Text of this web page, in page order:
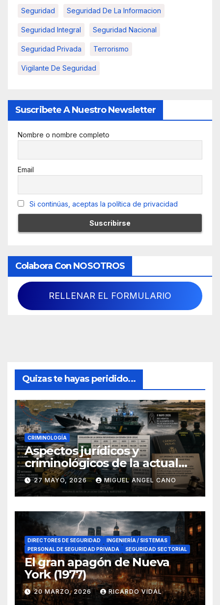
Seguridad Seguridad De La Informacion
Seguridad Integral Seguridad Nacional
Seguridad Privada Terrorismo
Vigilante De Seguridad
Suscribete A Nuestro Newsletter
Nombre o nombre completo
Email
Si continúas, aceptas la política de privacidad
Colabora Con NOSOTROS
RELLENAR EL FORMULARIO
Quizas te hayas peridido...
CRIMINOLOGÍA
Aspectos jurídicos y
criminológicos de la actual
lucha contra el narcotráfico
en el sur de España
27 MAYO, 2026 MIGUEL ANGEL CANO
DIRECTORES DE SEGURIDAD
INGENIERÍA / SISTEMAS
PERSONAL DE SEGURIDAD PRIVADA
SEGURIDAD SECTORIAL
El gran apagón de Nueva
York (1977)
20 MARZO, 2026 RICARDO VIDAL